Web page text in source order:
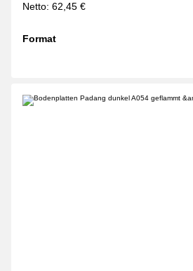
Netto: 62,45 €
Format